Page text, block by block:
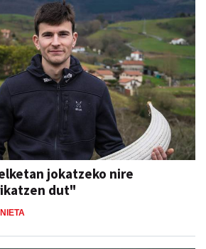
jokatzeko nire
dut"